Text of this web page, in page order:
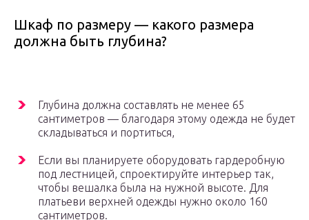
Шкаф по размеру — какого размера
должна быть глубина?
Глубина должна составлять не менее 65
сантиметров — благодаря этому одежда не будет
складываться и портиться,
Если вы планируете оборудовать гардеробную
под лестницей, спроектируйте интерьер так,
чтобы вешалка была на нужной высоте. Для
платьеви верхней одежды нужно около 160
сантиметров.